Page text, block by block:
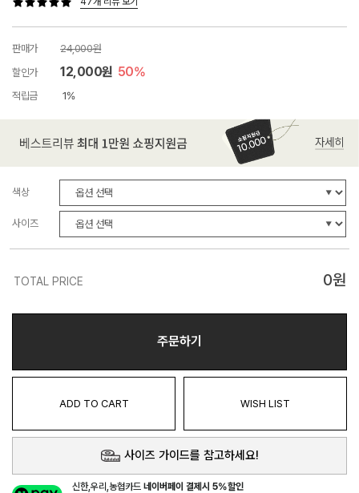
판매가
24,000원
할인가
12,000원 50%
적립금 1%
색상
사이즈
TOTAL PRICE 0원
주문하기
ADD TO CART WISH LIST
사이즈 가이드를 참고하세요!
신한,우리,농협카드네이버페이 결제시 5%할인